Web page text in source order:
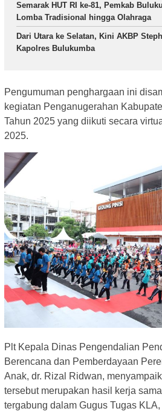
Semarak HUT RI ke-81, Pemkab
Lomba Tradisional hingga Olahraga
Dari Utara ke Selatan, Kini AKBP
Kapolres Bulukumba
Pengumuman penghargaan ini
kegiatan Penganugerahan
Tahun 2025 yang diikuti secara
2025.
Plt Kepala Dinas Pengendalian
Berencana dan Pemberdayaan
Anak, dr. Rizal Ridwan,
tersebut merupakan hasil kerja
tergabung dalam Gugus Tugas